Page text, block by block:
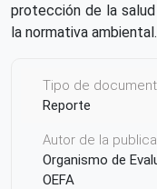
protección de la
la normativa ambiental.
Tipo de
Reporte
Autor de la
Organismo de
OEFA